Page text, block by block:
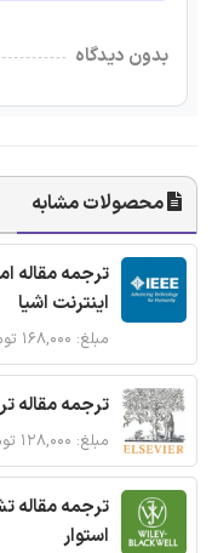
بدون دیدگاه
محصولات مشابه
اینترنت اشیا
مبلغ: ۱۶۸,۰۰۰ تومان
ترجمه مقاله
مبلغ: ۱۲۸,۰۰۰ تومان
ترجمه مقاله
استوار